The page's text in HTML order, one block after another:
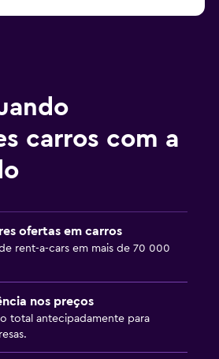
carros com a
ofertas em carros
rent-a-cars em mais de 70 000
nos preços
total antecipadamente para